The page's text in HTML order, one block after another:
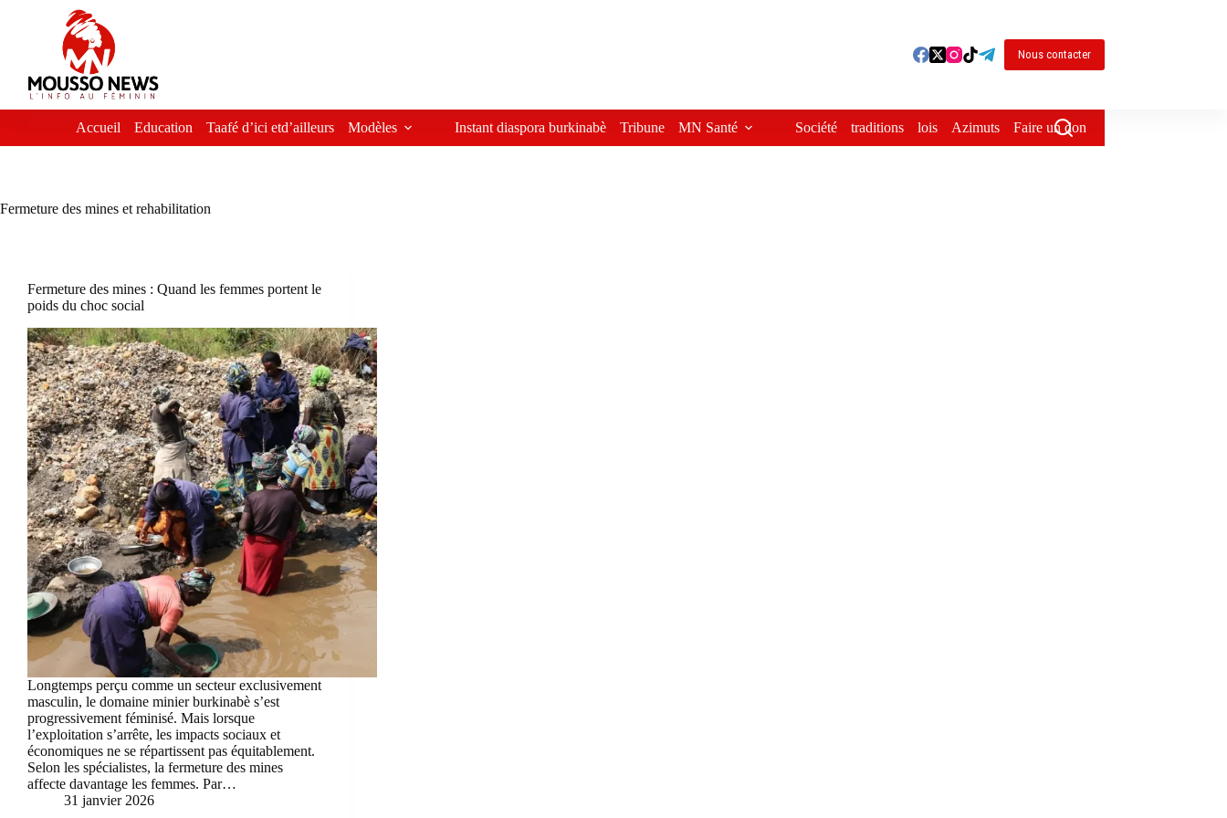
Nous contacter
Accueil Education Taafé d’ici etd’ailleurs Modèles Instant diaspora burkinabè Tribune MN Santé Société traditions lois Azimuts Faire un don
Fermeture des mines et rehabilitation
Fermeture des mines : Quand les femmes portent le
poids du choc social
Longtemps perçu comme un secteur exclusivement
masculin, le domaine minier burkinabè s’est
progressivement féminisé. Mais lorsque
l’exploitation s’arrête, les impacts sociaux et
économiques ne se répartissent pas équitablement.
Selon les spécialistes, la fermeture des mines
affecte davantage les femmes. Par…
31 janvier 2026